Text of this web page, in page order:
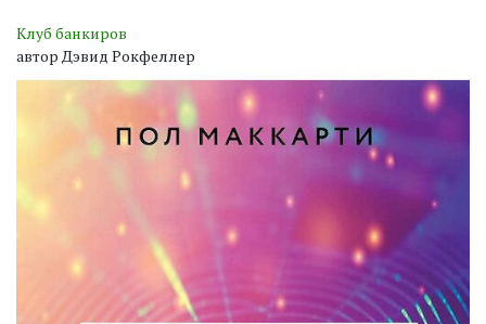
Клуб банкиров
автор Дэвид Рокфеллер